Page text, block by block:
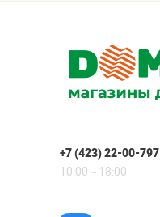
+7 (423) 22-00-797
10:00 – 18:00